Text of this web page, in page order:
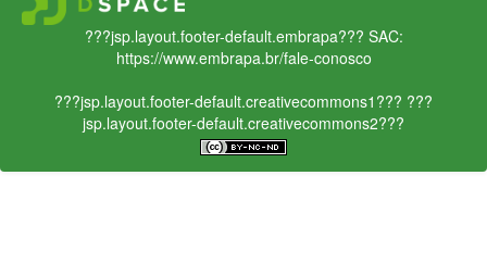
???jsp.layout.footer-default.embrapa??? SAC:
https://www.embrapa.br/fale-conosco
???jsp.layout.footer-default.creativecommons1??? ???
jsp.layout.footer-default.creativecommons2???